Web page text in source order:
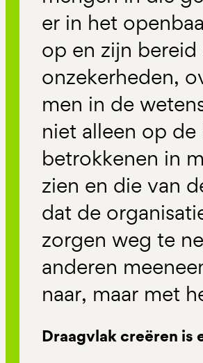
er in het
op en zijn
onzekerheden,
men in de
niet alleen op
betrokkenen in
zien en die van
dat de
zorgen weg te
anderen
naar, maar met
Draagvlak creëren is